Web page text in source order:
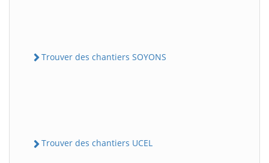
Trouver des chantiers SOYONS
Trouver des chantiers UCEL